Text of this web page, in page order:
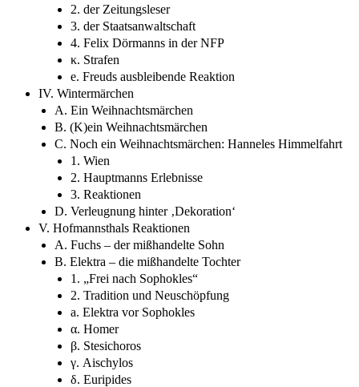
2. der Zeitungsleser
3. der Staatsanwaltschaft
4. Felix Dörmanns in der NFP
κ. Strafen
e. Freuds ausbleibende Reaktion
IV. Wintermärchen
A. Ein Weihnachtsmärchen
B. (K)ein Weihnachtsmärchen
C. Noch ein Weihnachtsmärchen: Hanneles Himmelfahrt
1. Wien
2. Hauptmanns Erlebnisse
3. Reaktionen
D. Verleugnung hinter ‚Dekoration‘
V. Hofmannsthals Reaktionen
A. Fuchs – der mißhandelte Sohn
B. Elektra – die mißhandelte Tochter
1. „Frei nach Sophokles“
2. Tradition und Neuschöpfung
a. Elektra vor Sophokles
α. Homer
β. Stesichoros
γ. Aischylos
δ. Euripides